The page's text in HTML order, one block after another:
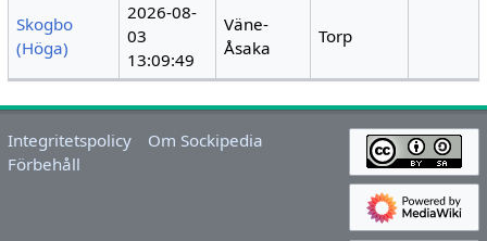
Skogbo
(Höga)
2026-08-
03
13:09:49
Väne-
Åsaka
Torp
Integritetspolicy
Om Sockipedia
Förbehåll